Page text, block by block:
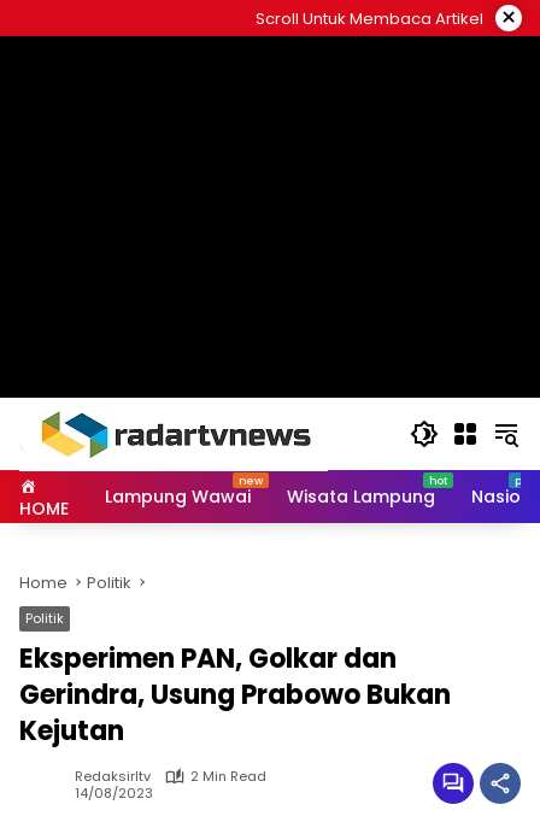
to
Scroll Untuk Membaca Artikel ×
HOME Lampung Wawai Wisata Lampung
Home Politik
Politik
Eksperimen PAN, Golkar dan
Gerindra, Usung Prabowo Bukan
Kejutan
Redaksirltv
2 Min Read
14/08/2023